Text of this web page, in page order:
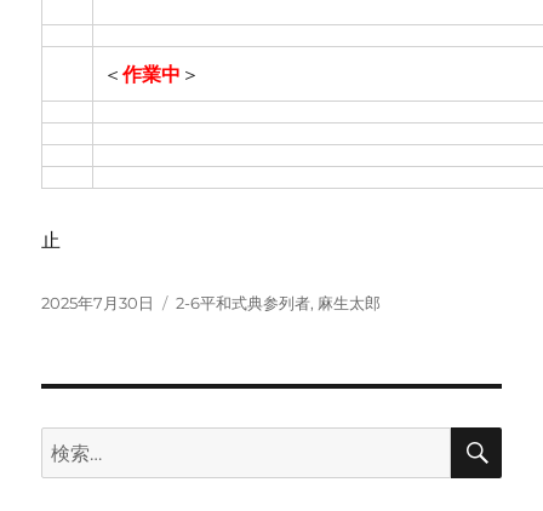
＜作業中 ＞
止
投
2025年7月30日
カ
2-6平和式典参列者, 麻生太郎
検
索:
検